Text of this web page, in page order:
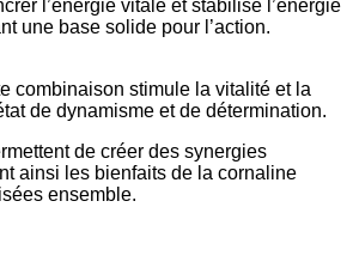
l’énergie vitale et stabilise l’énergie
une base solide pour l’action.
combinaison stimule la vitalité et la
de dynamisme et de détermination.
de créer des synergies
ainsi les bienfaits de la cornaline
ensemble.